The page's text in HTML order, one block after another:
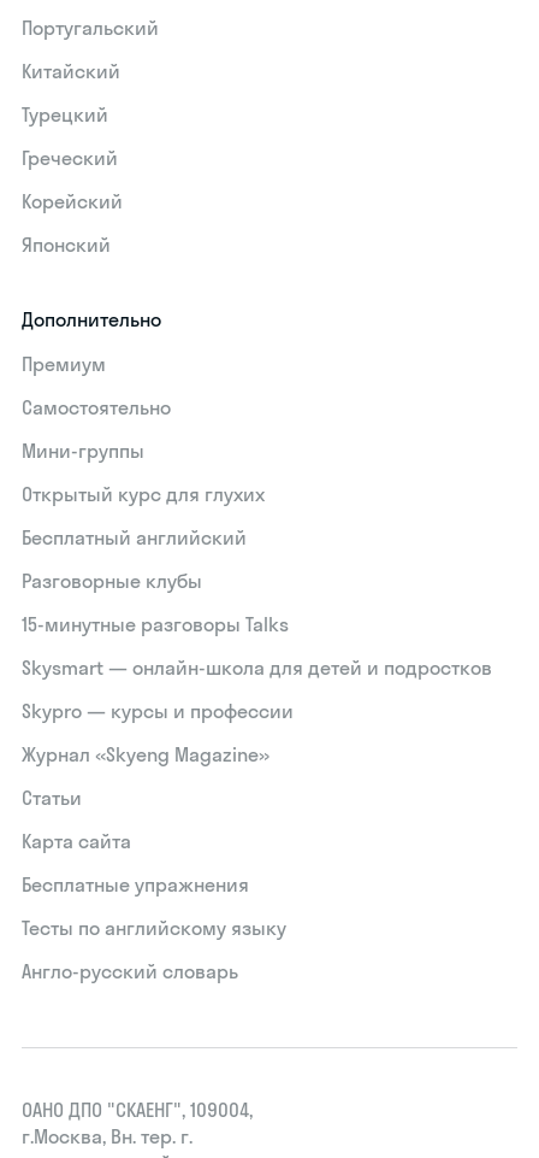
Португальский
Китайский
Турецкий
Греческий
Корейский
Японский
Дополнительно
Премиум
Самостоятельно
Мини-группы
Открытый курс для глухих
Бесплатный английский
Разговорные клубы
15‑минутные разговоры Talks
Skysmart — онлайн-школа для детей и подростков
Skypro — курсы и профессии
Журнал «Skyeng Magazine»
Статьи
Карта сайта
Бесплатные упражнения
Тесты по английскому языку
Англо-русский словарь
ОАНО ДПО "СКАЕНГ", 109004,
г.Москва, Вн. тер. г.